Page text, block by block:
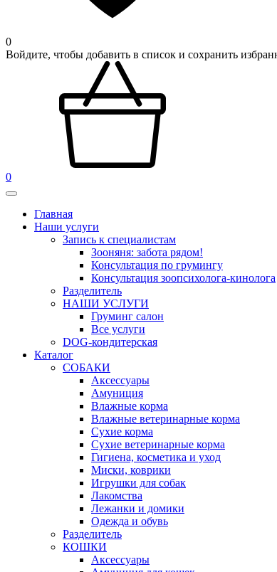
0
Войдите, чтобы добавить в список и сохранить
0
Главная
Наши услуги
Запись к специалистам
Зооняня: забота рядом!
Консультация по грумингу
Консультация зоопсихолога-кинолога
Pазделитель
НАШИ УСЛУГИ
Груминг салон
Все услуги
DOG-кондитерская
Каталог
СОБАКИ
Аксессуары
Амуниция
Влажные корма
Влажные ветеринарные корма
Сухие корма
Сухие ветеринарные корма
Гигиена, косметика и уход
Миски, коврики
Игрушки для собак
Лакомства
Лежанки и домики
Одежда и обувь
Разделитель
КОШКИ
Аксессуары